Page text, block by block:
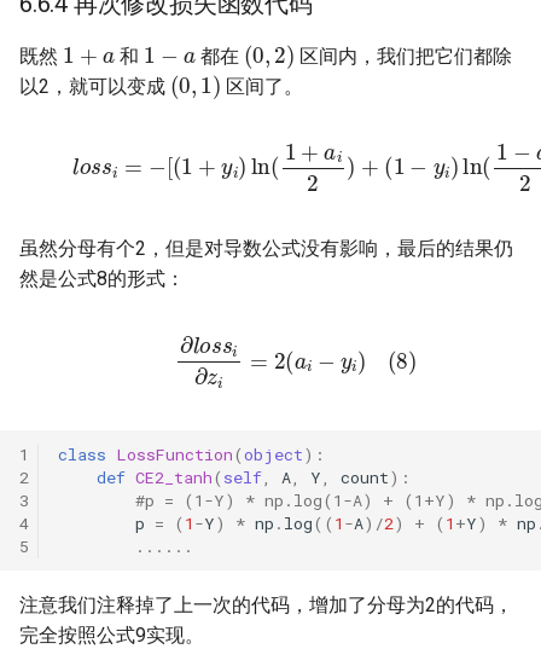
既然
1
和
1
都在
(0 2)
区间内，我们把它们都除
以2，就可以变成
(0, 1)
区间了。
ln 1 +ai ai
虽然分母有个2，但是对导数公式没有影响，最后的结果仍
然是公式8的形式：
(8)∂los
class LossFunction(object):
def CE2_tanh( self, A, Y, count):
#p = (1-Y) * np.log(1-A) + (1+Y) *
p = ( 1 -Y) * np . log(( 1 -A) /2) + ( 1 +Y) * np
......
注意我们注释掉了上一次的代码，增加了分母为2的代码，
完全按照公式9实现。